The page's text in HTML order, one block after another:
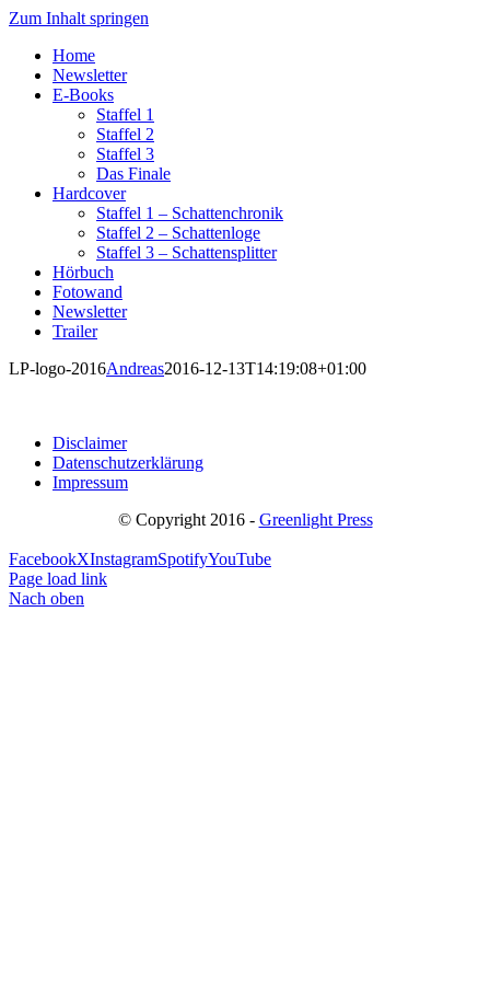
Zum Inhalt springen
Home
Newsletter
E-Books
Staffel 1
Staffel 2
Staffel 3
Das Finale
Hardcover
Staffel 1 – Schattenchronik
Staffel 2 – Schattenloge
Staffel 3 – Schattensplitter
Hörbuch
Fotowand
Newsletter
Trailer
LP-logo-2016Andreas2016-12-13T14:19:08+01:00
Disclaimer
Datenschutzerklärung
Impressum
© Copyright 2016 - Greenlight Press
FacebookXInstagramSpotifyYouTube
Page load link
Nach oben